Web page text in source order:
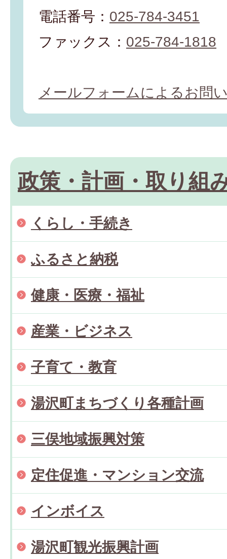
電話番号： 025-784-3451
ファックス： 025-784-1818
メールフォームによるお問
政策・計画・取り組
くらし・手続き
ふるさと納税
健康・医療・福祉
産業・ビジネス
子育て・教育
湯沢町まちづくり各種計画
三俣地域振興対策
定住促進・マンション交流
インボイス
湯沢町観光振興計画